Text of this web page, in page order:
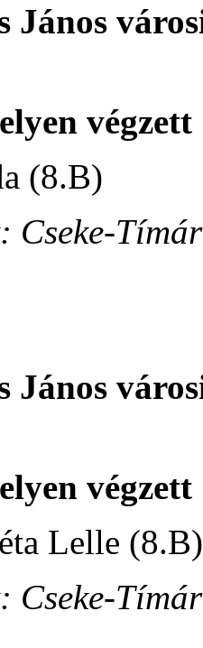
János
végzett
(8.B)
Cseke-
János
végzett
Lelle (8.B)
Cseke-